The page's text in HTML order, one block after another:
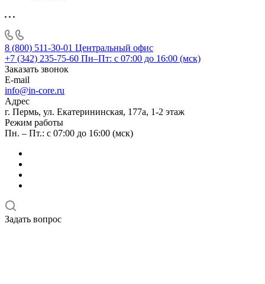
8 (800) 511-30-01 Центральный офис
+7 (342) 235-75-60 Пн–Пт: с 07:00 до 16:00 (мск)
Заказать звонок
E-mail
info@in-core.ru
Адрес
г. Пермь, ул. ​Екатерининская, 177а, ​1-2 этаж
Режим работы
Пн. – Пт.: с 07:00 до 16:00 (мск)
Задать вопрос